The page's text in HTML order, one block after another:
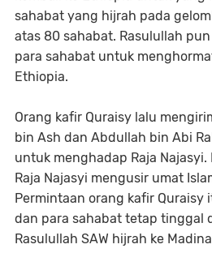
sahabat yang hijrah pada
atas 80 sahabat. Rasulullah
para sahabat untuk
Ethiopia.
Orang kafir Quraisy lalu
bin Ash dan Abdullah bin Abi
untuk menghadap Raja
Raja Najasyi mengusir umat
Permintaan orang kafir Quraisy
dan para sahabat tetap tinggal
Rasulullah SAW hijrah ke